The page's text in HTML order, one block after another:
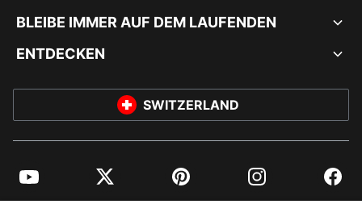
BLEIBE IMMER AUF DEM LAUFENDEN
ENTDECKEN
SWITZERLAND
YouTube Twitter Pinterest Instagram